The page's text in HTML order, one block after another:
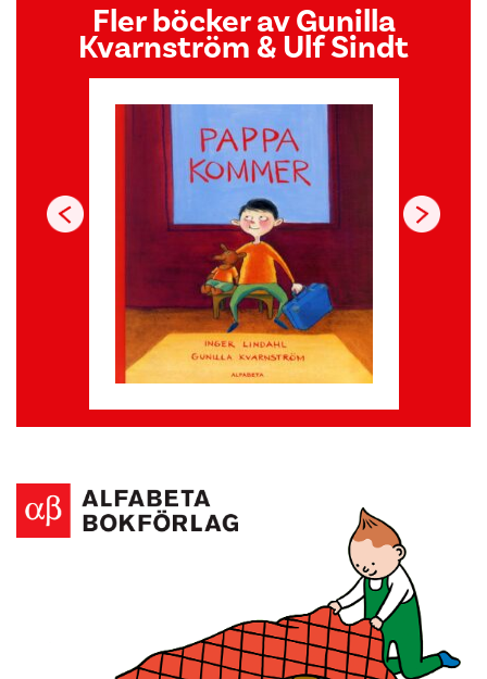
Fler böcker av Gunilla
Kvarnström & Ulf Sindt